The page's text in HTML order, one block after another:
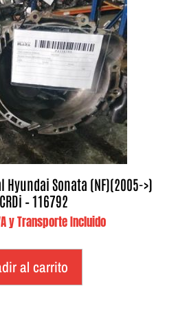
Hyundai Sonata (NF)(2005->)
– 116792
y Transporte Incluido
al carrito